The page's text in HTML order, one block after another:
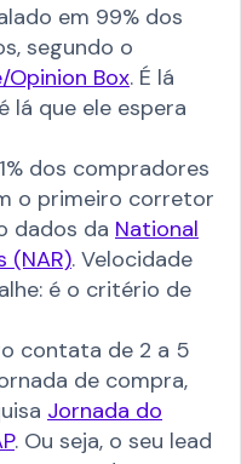
em 99% dos
segundo o
Opinion Box. É lá
lá que ele espera
dos compradores
o primeiro corretor
dados da National
(NAR). Velocidade
é o critério de
contata de 2 a 5
de compra,
Jornada do
. Ou seja, o seu lead